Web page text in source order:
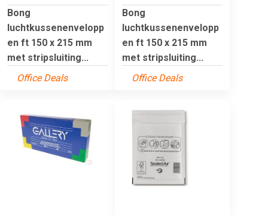
Bong
luchtkussenenvelopp
en ft 150 x 215 mm
met stripsluiting...
Office Deals
Bong
luchtkussenenvelopp
en ft 150 x 215 mm
met stripsluiting...
Office Deals